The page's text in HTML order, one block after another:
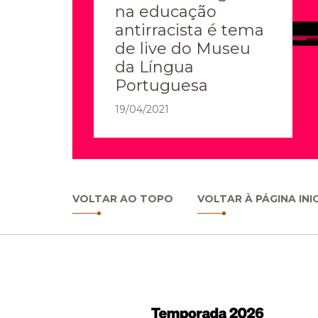
na educação
antirracista é tema
de live do Museu
da Língua
Portuguesa
19/04/2021
VOLTAR AO TOPO VOLTAR À PÁGINA